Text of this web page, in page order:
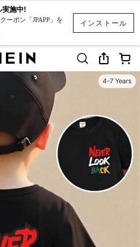
インストール
実施中!
ーポン「JPAPP」を
4-7 Years